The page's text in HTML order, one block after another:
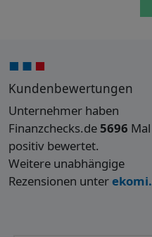
Kundenbewertungen
Unternehmer haben
Finanzchecks.de 5696 Mal
positiv bewertet.
Weitere unabhängige
Rezensionen unter